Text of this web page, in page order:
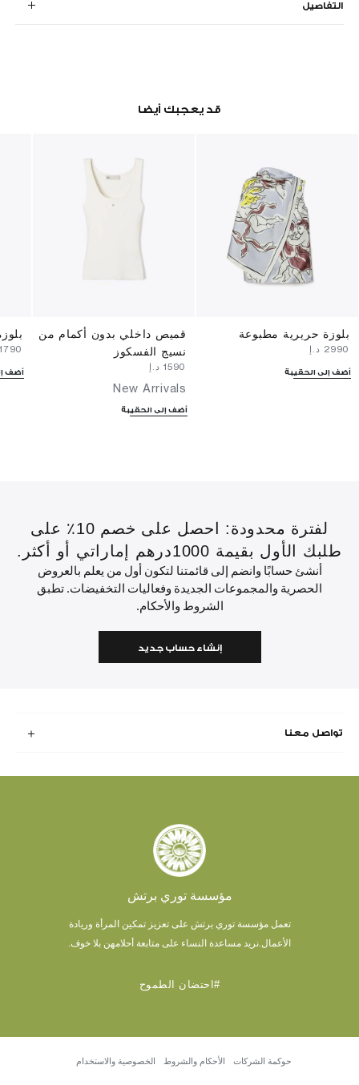
التفاصيل
قد يعجبك أيضا
بلوزة حريرية مطبوعة
أضف إلى الحقيبة
قميص داخلي بدون أكمام من
نسيج الفسكوز
New Arrivals
أضف إلى الحقيبة
أضف
لفترة محدودة: احصل على خصم 10٪ على
طلبك الأول بقيمة 1000درهم إماراتي أو أكثر.
أنشئ حسابًا وانضم إلى قائمتنا لتكون أول من يعلم بالعروض
الحصرية والمجموعات الجديدة وفعاليات التخفيضات. تطبق
الشروط والأحكام.
إنشاء حساب جديد
تواصل معنا
مؤسسة توري برتش
تعمل مؤسسة توري برتش على تعزيز تمكين المرأة وريادة
الأعمال. نريد مساعدة النساء على متابعة أحلامهن بلا خوف.
#احتضان الطموح
حوكمة الشركات الأحكام والشروط الخصوصية والاستخدام